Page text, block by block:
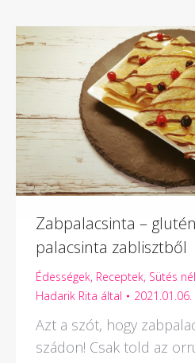
Zabpalacsinta –
palacsinta zablisztből
Édességek, Receptek, Sütés
Hadarik Rita által 2021.01.06.
Azt a szót, hogy
szádon! Csak told az